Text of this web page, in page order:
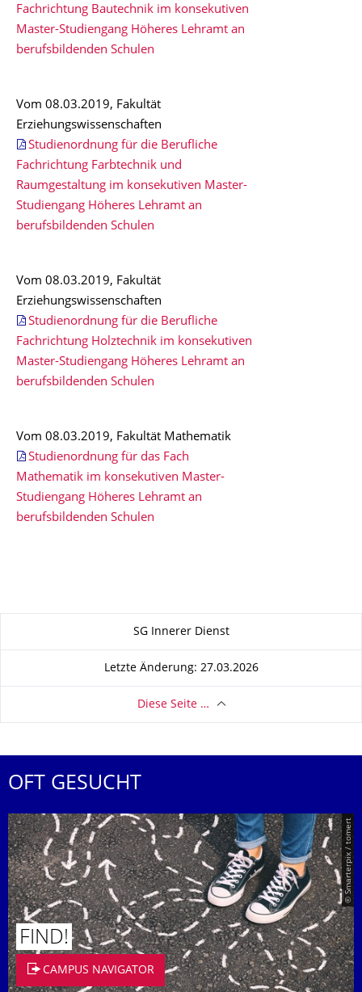
Fachrichtung Bautechnik im konsekutiven
Master-Studiengang Höheres Lehramt an
berufsbildenden Schulen
Vom 08.03.2019, Fakultät
Erziehungswissenschaften
Studienordnung für die Berufliche
Fachrichtung Farbtechnik und
Raumgestaltung im konsekutiven Master-
Studiengang Höheres Lehramt an
berufsbildenden Schulen
Vom 08.03.2019, Fakultät
Erziehungswissenschaften
Studienordnung für die Berufliche
Fachrichtung Holztechnik im konsekutiven
Master-Studiengang Höheres Lehramt an
berufsbildenden Schulen
Vom 08.03.2019, Fakultät Mathematik
Studienordnung für das Fach
Mathematik im konsekutiven Master-
Studiengang Höheres Lehramt an
berufsbildenden Schulen
SG Innerer Dienst
Letzte Änderung: 27.03.2026
Diese Seite …
OFT GESUCHT
© Smarterpix / tomert
FIND!
CAMPUS NAVIGATOR